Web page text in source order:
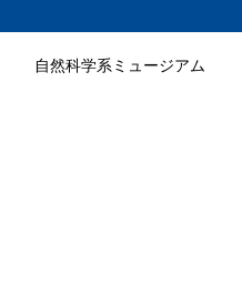
自然科学系ミュージアム